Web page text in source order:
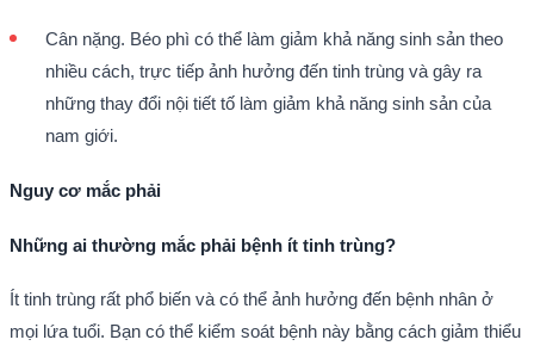
Cân nặng. Béo phì có thể làm giảm khả năng sinh sản theo
nhiều cách, trực tiếp ảnh hưởng đến tinh trùng và gây ra
những thay đổi nội tiết tố làm giảm khả năng sinh sản của
nam giới.
Nguy cơ mắc phải
Những ai thường mắc phải bệnh ít tinh trùng?
Ít tinh trùng rất phổ biến và có thể ảnh hưởng đến bệnh nhân ở
mọi lứa tuổi. Bạn có thể kiểm soát bệnh này bằng cách giảm thiểu